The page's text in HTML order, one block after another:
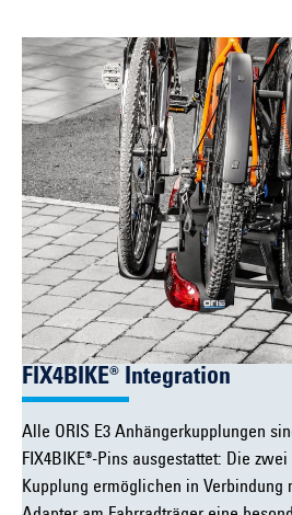
FIX4BIKE® Integration
Alle ORIS E3 Anhängerkupplungen
FIX4BIKE®-Pins ausgestattet: Die
Kupplung ermöglichen in Verbindung